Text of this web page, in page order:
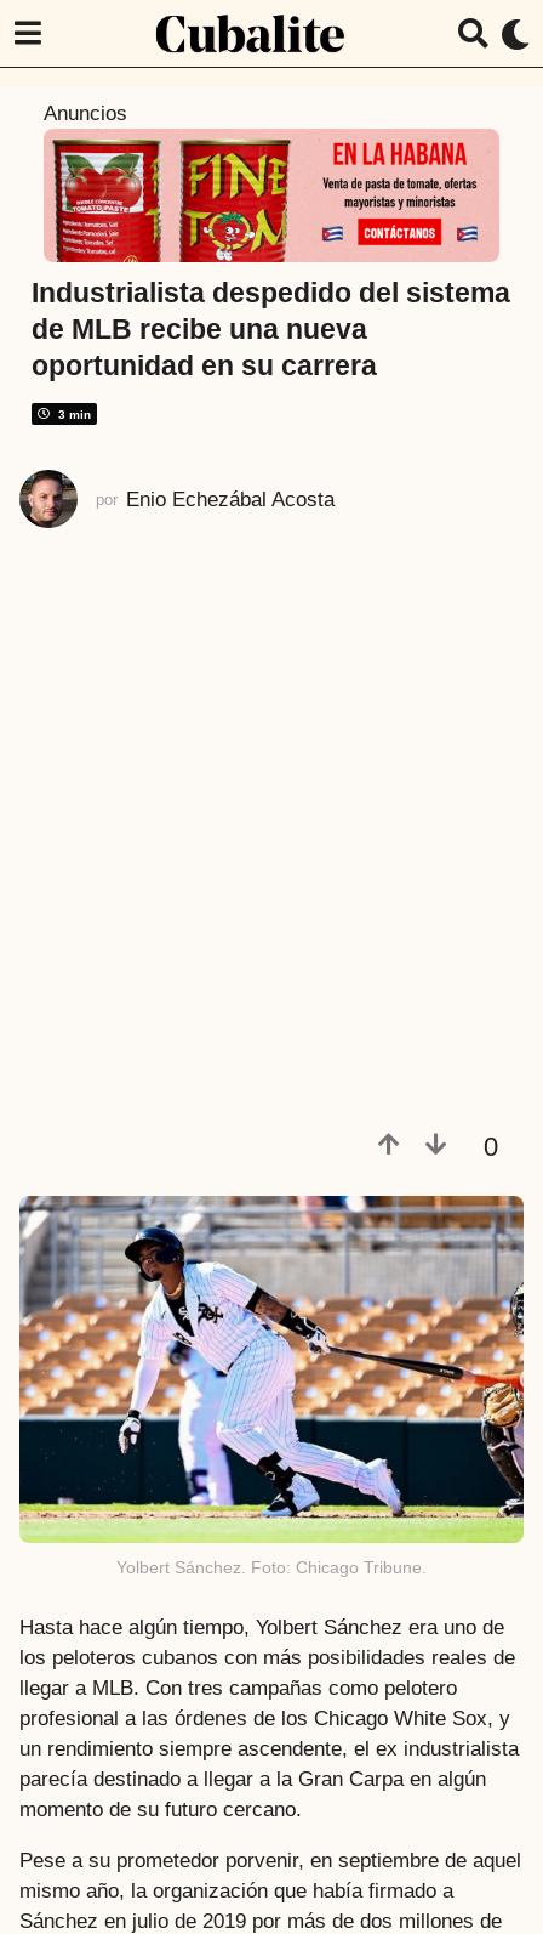
r
s
1
a
o
a
t
Anuncios
Industrialista despedido del sistema
de MLB recibe una nueva
oportunidad en su carrera
3 min
por Enio Echezábal Acosta
0
Yolbert Sánchez. Foto: Chicago Tribune.
Hasta hace algún tiempo, Yolbert Sánchez era uno de
los peloteros cubanos con más posibilidades reales de
llegar a MLB. Con tres campañas como pelotero
profesional a las órdenes de los Chicago White Sox, y
un rendimiento siempre ascendente, el ex industrialista
parecía destinado a llegar a la Gran Carpa en algún
momento de su futuro cercano.
Pese a su prometedor porvenir, en septiembre de aquel
mismo año, la organización que había firmado a
Sánchez en julio de 2019 por más de dos millones de